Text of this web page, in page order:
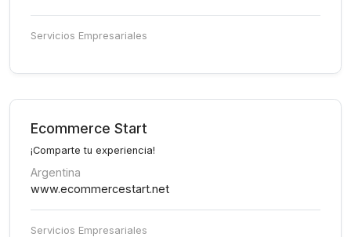
Servicios Empresariales
Ecommerce Start
¡Comparte tu experiencia!
Argentina
www.ecommercestart.net
Servicios Empresariales